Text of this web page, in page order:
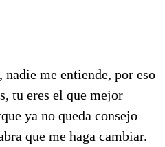
me entiende, por eso
tu eres el que mejor
ya no queda consejo
que me haga cambiar.